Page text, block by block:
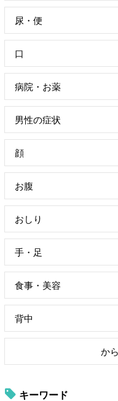
尿・便
口
病院・お薬
男性の症状
顔
お腹
おしり
手・足
食事・美容
背中
か
キーワード